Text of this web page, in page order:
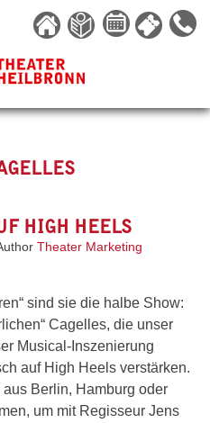
HIGH HEELS
Theater Marketing
sind sie die halbe Show:
Cagelles, die unser
Musical-Inszenierung
auf High Heels verstärken.
Berlin, Hamburg oder
um mit Regisseur Jens